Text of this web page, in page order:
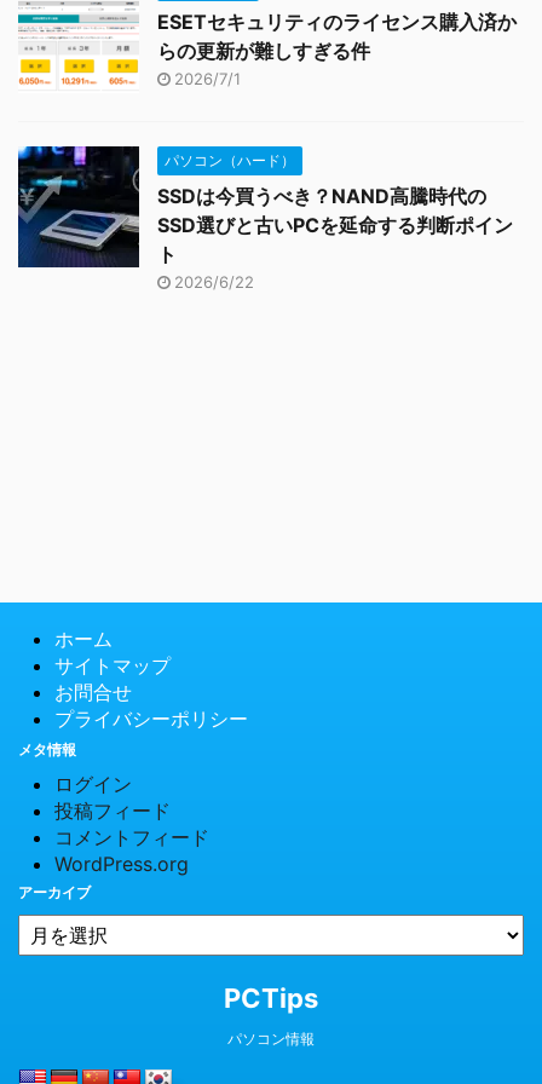
ESETセキュリティのライセンス購入済か
らの更新が難しすぎる件
2026/7/1
パソコン（ハード）
SSDは今買うべき？NAND高騰時代の
SSD選びと古いPCを延命する判断ポイン
ト
2026/6/22
ホーム
サイトマップ
お問合せ
プライバシーポリシー
メタ情報
ログイン
投稿フィード
コメントフィード
WordPress.org
アーカイブ
PCTips
パソコン情報
© 2026 PCTips